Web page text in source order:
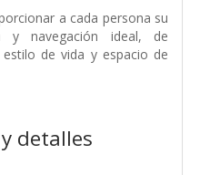
a cada persona su
y navegación ideal, de
de vida y espacio de
detalles